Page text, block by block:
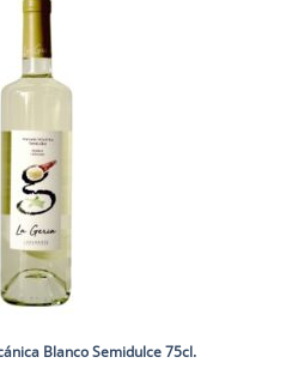
Blanco Semidulce 75cl.